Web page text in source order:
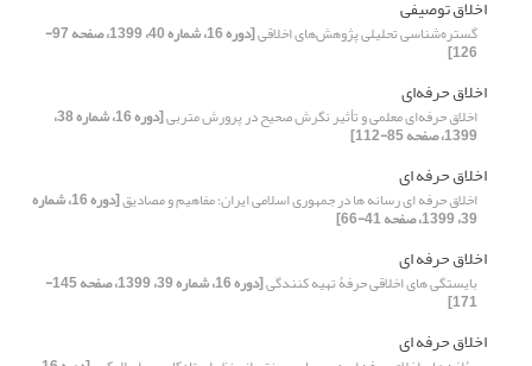
اخلاق توصیفی
گستره‌شناسی تحلیلی پژوهش‌های اخلاقی [دوره 16، شماره 40، 1399، صفحه 97-
126]
اخلاق حرفه‌ای
اخلاق حرفه‌ای معلمی و تأثیر نگرش صحیح در پرورش متربی [دوره 16، شماره 38،
1399، صفحه 85-112]
اخلاق حرفه‏ ای
اخلاق حرفه‏ ای رسانه‏ ها در جمهوری اسلامی ایران؛ مفاهیم و مصادیق [دوره 16، شماره
39، 1399، صفحه 41-66]
اخلاق حرفه‏ ای
بایستگی ‏های اخلاقی حرفۀ تهیه کنندگی [دوره 16، شماره 39، 1399، صفحه 145-
171]
اخلاق حرفه ای